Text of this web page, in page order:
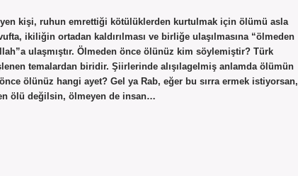
kişi, ruhun emrettiği kötülüklerden kurtulmak için ölümü asla
ikiliğin ortadan kaldırılması ve birliğe ulaşılmasına “ölmeden
ulaşmıştır. Ölmeden önce ölünüz kim söylemiştir? Türk
temalardan biridir. Şiirlerinde alışılagelmiş anlamda ölümün
ölünüz hangi ayet? Gel ya Rab, eğer bu sırra ermek istiyorsan,
ölü değilsin, ölmeyen de insan…